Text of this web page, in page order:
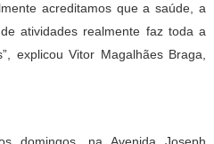
acreditamos que a saúde, a
atividades realmente faz toda a
explicou Vitor Magalhães Braga,